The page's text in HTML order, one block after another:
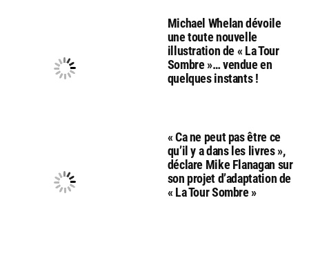
Michael Whelan dévoile
une toute nouvelle
illustration de « La Tour
Sombre »… vendue en
quelques instants !
« Ca ne peut pas être ce
qu’il y a dans les livres »,
déclare Mike Flanagan sur
son projet d’adaptation de
« La Tour Sombre »